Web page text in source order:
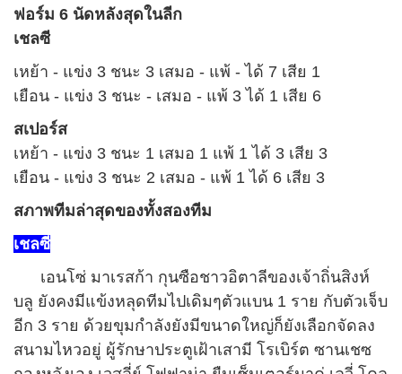
ฟอร์ม 6 นัดหลังสุดในลีก
เชลซี
เหย้า - แข่ง 3 ชนะ 3 เสมอ - แพ้ - ได้ 7 เสีย 1
เยือน - แข่ง 3 ชนะ - เสมอ - แพ้ 3 ได้ 1 เสีย 6
สเปอร์ส
เหย้า - แข่ง 3 ชนะ 1 เสมอ 1 แพ้ 1 ได้ 3 เสีย 3
เยือน - แข่ง 3 ชนะ 2 เสมอ - แพ้ 1 ได้ 6 เสีย 3
สภาพทีมล่าสุดของทั้งสองทีม
เชลซี
เอนโซ่ มาเรสก้า กุนซือชาวอิตาลีของเจ้าถิ่นสิงห์
บลู ยังคงมีแข้งหลุดทีมไปเดิมๆตัวแบน 1 ราย กับตัวเจ็บ
อีก 3 ราย ด้วยขุมกำลังยังมีขนาดใหญ่ก็ยังเลือกจัดลง
สนามไหวอยู่ ผู้รักษาประตูเฝ้าเสามี โรเบิร์ต ซานเชซ